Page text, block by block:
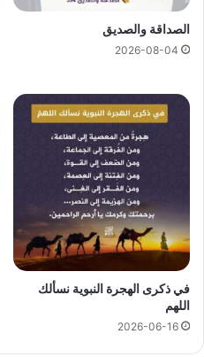
الصداقة والصديق
2026-08-04
في ذكرى الهجرة النبوية نسألك
اللهم
2026-06-16